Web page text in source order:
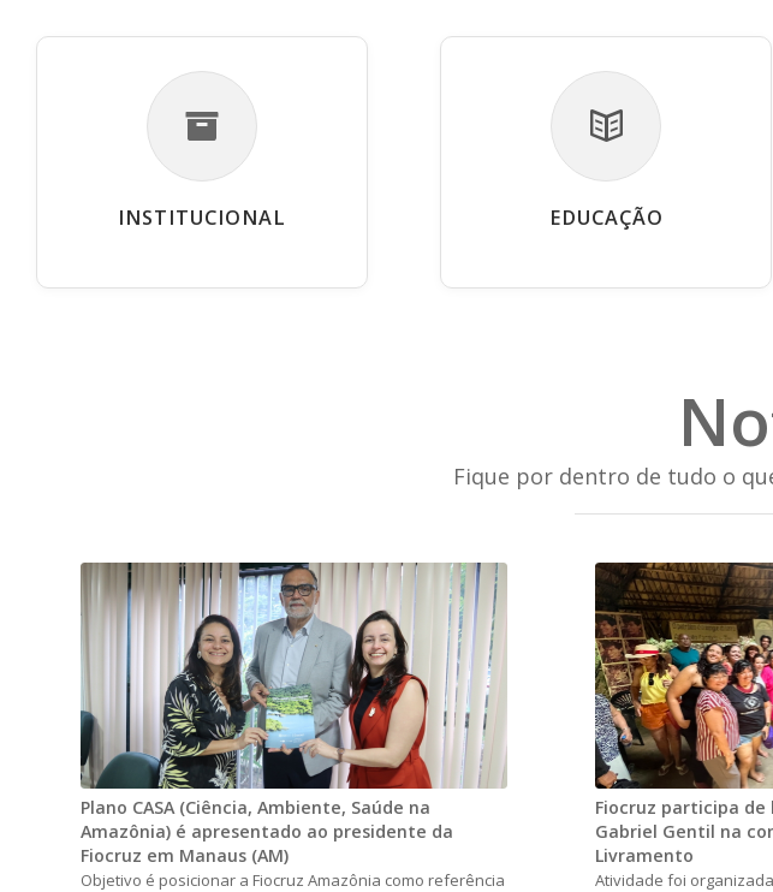
INSTITUCIONAL EDUCAÇÃO
Fique por dentro de tudo o
Plano CASA (Ciência, Ambiente, Saúde na
Amazônia) é apresentado ao presidente da
Fiocruz em Manaus (AM)
Objetivo é posicionar a Fiocruz Amazônia como referência
Fiocruz participa
Gabriel Gentil na
Livramento
Atividade foi